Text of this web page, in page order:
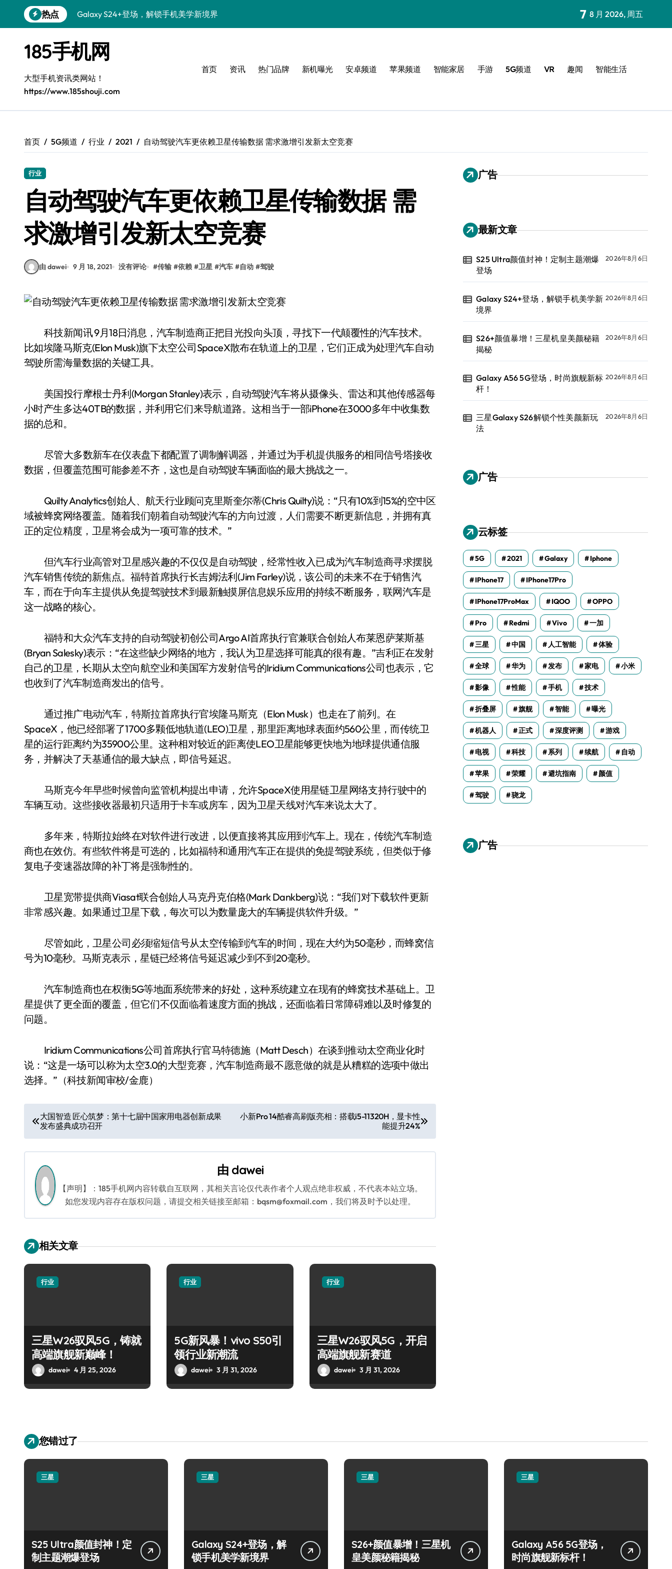
到
热点
Galaxy S24+登场，解锁手机美学新境界
Galaxy A56 5G登场，时尚旗舰新标杆！
三星Galaxy S26解锁个性美颜新玩法
Galaxy S25个性解锁：炫酷定制全攻略
Galaxy C55 5G焕新秘籍：潮流定制，玩转无限可能
Galaxy Z Flip6：折叠时尚，一瞬惊艳
S25 Ultra颜值封神！定制主题潮爆登场
7 8 月 2026, 周五
185手机网
大型手机资讯类网站！
https://www.185shouji.com
首页 资讯 热门品牌 新机曝光 安卓频道 苹果频道 智能家居 手游 5G频道 VR 趣闻 智能生活
首页 5G频道 行业 2021 自动驾驶汽车更依赖卫星传输数据 需求激增引发新太空竞赛
行业
自动驾驶汽车更依赖卫星传输数据 需
求激增引发新太空竞赛
由 dawei 9 月 18, 2021 没有评论 #传输 #依赖 #卫星 #汽车 #自动 #驾驶
科技新闻讯 9月18日消息，汽车制造商正把目光投向头顶，寻找下一代颠覆性的汽车技术。
比如埃隆马斯克(Elon Musk)旗下太空公司SpaceX散布在轨道上的卫星，它们正成为处理汽车自动
驾驶所需海量数据的关键工具。
美国投行摩根士丹利(Morgan Stanley)表示，自动驾驶汽车将从摄像头、雷达和其他传感器每
小时产生多达40TB的数据，并利用它们来导航道路。这相当于一部iPhone在3000多年中收集数
据的总和。
尽管大多数新车在仪表盘下都配置了调制解调器，并通过为手机提供服务的相同信号塔接收
数据，但覆盖范围可能参差不齐，这也是自动驾驶车辆面临的最大挑战之一。
Quilty Analytics创始人、航天行业顾问克里斯奎尔蒂(Chris Quilty)说：“只有10%到15%的空中区
域被蜂窝网络覆盖。随着我们朝着自动驾驶汽车的方向过渡，人们需要不断更新信息，并拥有真
正的定位精度，卫星将会成为一项可靠的技术。”
但汽车行业高管对卫星感兴趣的不仅仅是自动驾驶，经常性收入已成为汽车制造商寻求摆脱
汽车销售传统的新焦点。福特首席执行长吉姆法利(Jim Farley)说，该公司的未来不在于销售汽
车，而在于向车主提供从免提驾驶技术到最新触摸屏信息娱乐应用的持续不断服务，联网汽车是
这一战略的核心。
福特和大众汽车支持的自动驾驶初创公司Argo AI首席执行官兼联合创始人布莱恩萨莱斯基
(Bryan Salesky)表示：“在这些缺少网络的地方，我认为卫星选择可能真的很有趣。”吉利正在发射
自己的卫星，长期从太空向航空业和美国军方发射信号的Iridium Communications公司也表示，它
也收到了汽车制造商发出的信号。
通过推广电动汽车，特斯拉首席执行官埃隆马斯克（Elon Musk）也走在了前列。在
SpaceX，他已经部署了1700多颗低地轨道(LEO)卫星，那里距离地球表面约560公里，而传统卫
星的运行距离约为35900公里。这种相对较近的距离使LEO卫星能够更快地为地球提供通信服
务，并解决了天基通信的最大缺点，即信号延迟。
马斯克今年早些时候曾向监管机构提出申请，允许SpaceX使用星链卫星网络支持行驶中的
车辆互动。这些接收器最初只适用于卡车或房车，因为卫星天线对汽车来说太大了。
多年来，特斯拉始终在对软件进行改进，以便直接将其应用到汽车上。现在，传统汽车制造
商也在效仿。有些软件将是可选的，比如福特和通用汽车正在提供的免提驾驶系统，但类似于修
复电子变速器故障的补丁将是强制性的。
卫星宽带提供商Viasat联合创始人马克丹克伯格(Mark Dankberg)说：“我们对下载软件更新
非常感兴趣。如果通过卫星下载，每次可以为数量庞大的车辆提供软件升级。”
尽管如此，卫星公司必须缩短信号从太空传输到汽车的时间，现在大约为50毫秒，而蜂窝信
号为10毫秒。马斯克表示，星链已经将信号延迟减少到不到20毫秒。
汽车制造商也在权衡5G等地面系统带来的好处，这种系统建立在现有的蜂窝技术基础上。卫
星提供了更全面的覆盖，但它们不仅面临着速度方面的挑战，还面临着日常障碍难以及时修复的
问题。
Iridium Communications公司首席执行官马特德施（Matt Desch）在谈到推动太空商业化时
说：“这是一场可以称为太空3.0的大型竞赛，汽车制造商最不愿意做的就是从糟糕的选项中做出
选择。”（科技新闻审校/金鹿）
文
章
导
航
大国智造 匠心筑梦：第十七届中国家用电器创新成果
发布盛典成功召开
小新Pro 14酷睿高刷版亮相：搭载i5-11320H，显卡性
能提升24%
由 dawei
【声明】：185手机网内容转载自互联网，其相关言论仅代表作者个人观点绝非权威，不代表本站立场。
如您发现内容存在版权问题，请提交相关链接至邮箱：bqsm@foxmail.com，我们将及时予以处理。
相关文章
行业
三星W26驭风5G，铸就
高端旗舰新巅峰！
dawei 4 月 25, 2026
行业
5G新风暴！vivo S50引
领行业新潮流
dawei 3 月 31, 2026
行业
三星W26驭风5G，开启
高端旗舰新赛道
dawei 3 月 31, 2026
广告
最新文章
S25 Ultra颜值封神！定制主题潮爆
登场
2026年8月6日
Galaxy S24+登场，解锁手机美学新
境界
2026年8月6日
S26+颜值暴增！三星机皇美颜秘籍
揭秘
2026年8月6日
Galaxy A56 5G登场，时尚旗舰新标
杆！
2026年8月6日
三星Galaxy S26解锁个性美颜新玩
法
2026年8月6日
广告
云标签
5G 2021 Galaxy Iphone
IPhone17 IPhone17Pro
IPhone17ProMax IQOO OPPO
Pro Redmi Vivo 一加
三星 中国 人工智能 体验
全球 华为 发布 家电 小米
影像 性能 手机 技术
折叠屏 旗舰 智能 曝光
机器人 正式 深度评测 游戏
电视 科技 系列 续航 自动
苹果 荣耀 避坑指南 颜值
驾驶 骁龙
广告
您错过了
三星
S25 Ultra颜值封神！定
制主题潮爆登场
三星
Galaxy S24+登场，解
锁手机美学新境界
三星
S26+颜值暴增！三星机
皇美颜秘籍揭秘
三星
Galaxy A56 5G登场，
时尚旗舰新标杆！